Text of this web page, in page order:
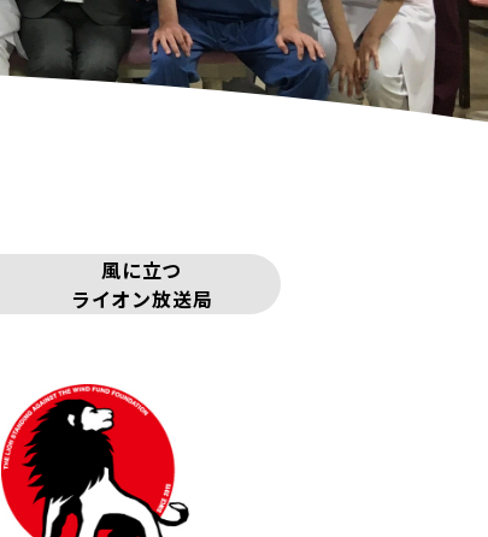
風に立つ
ライオン放送局